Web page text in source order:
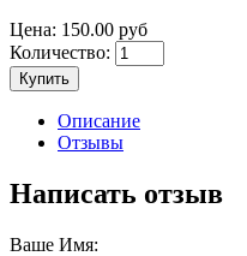
Цена: 150.00 руб
Количество:
Купить
Описание
Отзывы
Написать отзыв
Ваше Имя: